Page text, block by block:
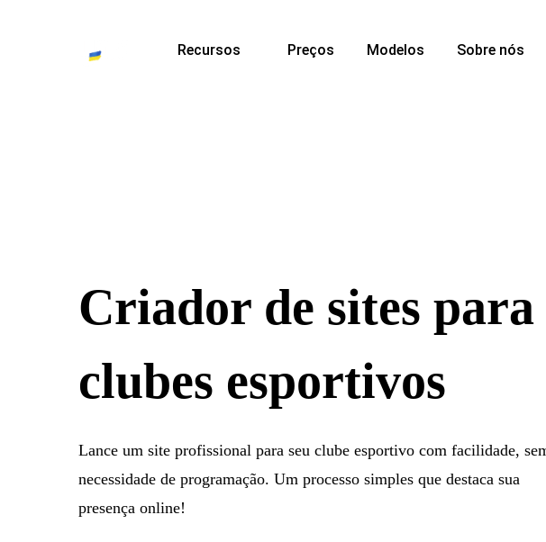
Recursos Preços Modelos Sobre nós
Criador de sites para
clubes esportivos
Lance um site profissional para seu clube esportivo com facilidade,
necessidade de programação. Um processo simples que destaca sua
presença online!